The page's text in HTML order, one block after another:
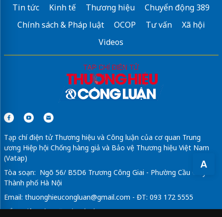
A
Tin tức Kinh tế Thương hiệu
Chuyển động 389
Chính sách & Pháp luật
OCOP Tư vấn
Xã hội
Videos
Tạp chí điện tử Thương hiệu và Công luận của cơ quan Trung
ương Hiệp hội Chống hàng giả và Bảo vệ Thương hiệu Việt Nam
(Vatap)
Tòa soạn: Ngõ 56/ B5D6 Trương Công Giai - Phường Cầu Giấy -
Thành phố Hà Nội
Email: thuonghieucongluan@gmail.com - ĐT: 093 172 5555
Tổng Biên Tập: Vũ Đức Thuận